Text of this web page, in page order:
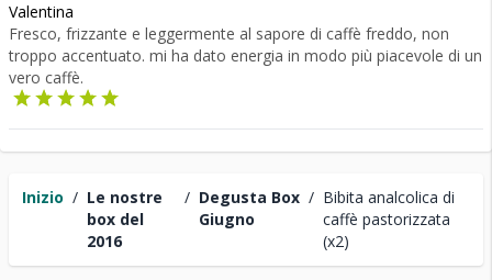
Inizio / Le nostre
box del
2016
/ Degusta Box
Giugno
/ Bibita analcolica di
caffè pastorizzata
(x2)
Valentina
Fresco, frizzante e leggermente al sapore di caffè freddo, non
troppo accentuato. mi ha dato energia in modo più piacevole di un
vero caffè.